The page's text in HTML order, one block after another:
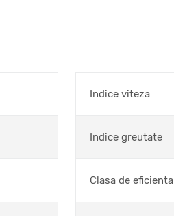
Indice viteza
Indice greutate
Clasa de eficienta